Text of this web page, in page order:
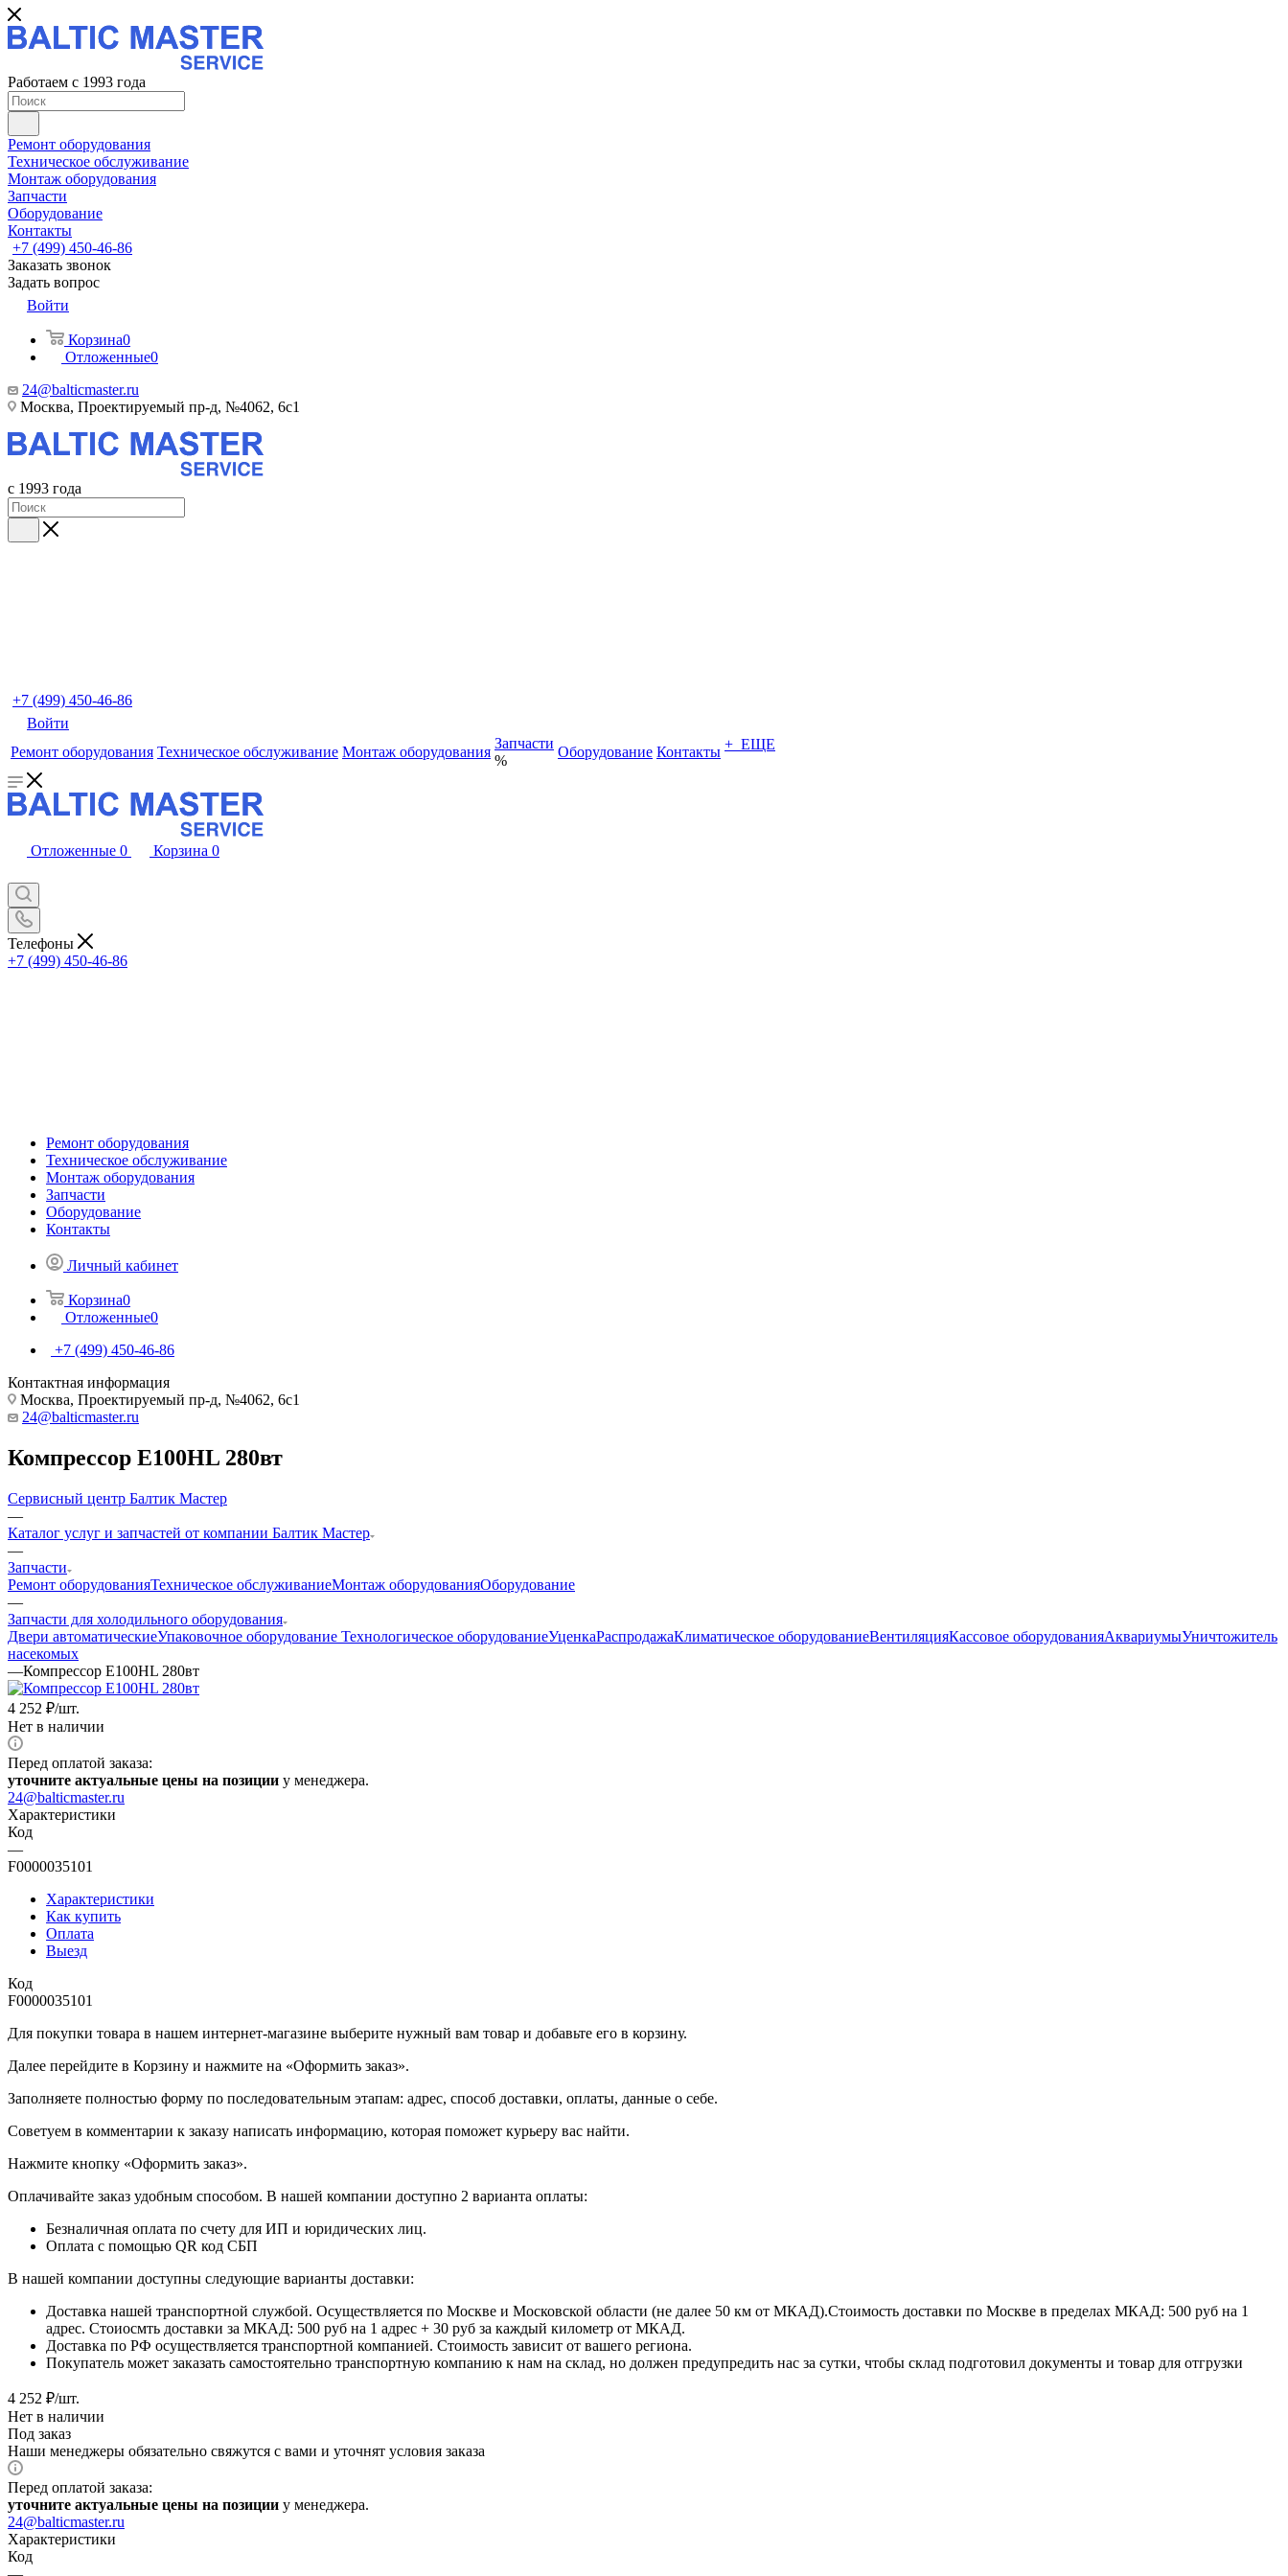
Работаем с 1993 года
Ремонт оборудования
Техническое обслуживание
Монтаж оборудования
Запчасти
Оборудование
Контакты
+7 (499) 450-46-86
Заказать звонок
Задать вопрос
Войти
Корзина0
Отложенные0
24@balticmaster.ru
Москва, Проектируемый пр-д, №4062, 6с1
с 1993 года
+7 (499) 450-46-86
Войти
Ремонт оборудования Техническое обслуживание Монтаж оборудования
Запчасти
%
Оборудование Контакты + ЕЩЕ
Отложенные 0 Корзина 0
Телефоны
+7 (499) 450-46-86
Ремонт оборудования
Техническое обслуживание
Монтаж оборудования
Запчасти
Оборудование
Контакты
Личный кабинет
Корзина0
Отложенные0
+7 (499) 450-46-86
Контактная информация
Москва, Проектируемый пр-д, №4062, 6с1
24@balticmaster.ru
Компрессор E100HL 280вт
Сервисный центр Балтик Мастер
—
Каталог услуг и запчастей от компании Балтик Мастер
—
Запчасти
Ремонт оборудованияТехническое обслуживаниеМонтаж оборудованияОборудование
—
Запчасти для холодильного оборудования
Двери автоматическиеУпаковочное оборудование Технологическое оборудованиеУценкаРаспродажаКлиматическое оборудованиеВентиляцияКассовое оборудованияАквариумыУничтожитель
насекомых
—Компрессор E100HL 280вт
4 252 ₽/шт.
Нет в наличии
Перед оплатой заказа:
уточните актуальные цены на позиции у менеджера.
24@balticmaster.ru
Характеристики
Код
—
F0000035101
Характеристики
Как купить
Оплата
Выезд
Код
F0000035101
Для покупки товара в нашем интернет-магазине выберите нужный вам товар и добавьте его в корзину.
Далее перейдите в Корзину и нажмите на «Оформить заказ».
​​​​​​​Заполняете полностью форму по последовательным этапам: адрес, способ доставки, оплаты, данные о себе.
​​​​​​​Советуем в комментарии к заказу написать информацию, которая поможет курьеру вас найти.
​​​​​​​Нажмите кнопку «Оформить заказ».
Оплачивайте заказ удобным способом. В нашей компании доступно 2 варианта оплаты:
Безналичная оплата по счету для ИП и юридических лиц.
Оплата с помощью QR код СБП
В нашей компании доступны следующие варианты доставки:
Доставка нашей транспортной службой. Осуществляется по Москве и Московской области (не далее 50 км от МКАД).Стоимость доставки по Москве в пределах МКАД: 500 руб на 1
адрес. Стоиосмть доставки за МКАД: 500 руб на 1 адрес + 30 руб за каждый километр от МКАД.
Доставка по РФ осуществляется транспортной компанией. Стоимость зависит от вашего региона.
Покупатель может заказать самостоятельно транспортную компанию к нам на склад, но должен предупредить нас за сутки, чтобы склад подготовил документы и товар для отгрузки
4 252 ₽/шт.
Нет в наличии
Под заказ
Наши менеджеры обязательно свяжутся с вами и уточнят условия заказа
Перед оплатой заказа:
уточните актуальные цены на позиции у менеджера.
24@balticmaster.ru
Характеристики
Код